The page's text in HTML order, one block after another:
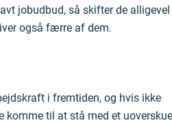
jobudbud, så skifter de alligevel
også færre af dem.
i fremtiden, og hvis ikke
komme til at stå med et